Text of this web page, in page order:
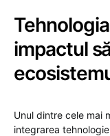
impactul
Unul dintre cele mai
integrarea